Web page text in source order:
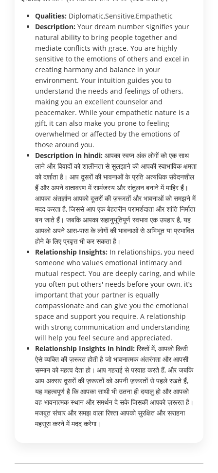
Qualities: Diplomatic,Sensitive,Empathetic
Description: Your dream number signifies your
natural ability to bring people together and
mediate conflicts with grace. You are highly
sensitive to the emotions of others and excel in
creating harmony and balance in your
environment. Your intuition guides you to
understand the needs and feelings of others,
making you an excellent counselor and
peacemaker. While your empathetic nature is a
gift, it can also make you prone to feeling
overwhelmed or affected by the emotions of
those around you.
Description in hindi: आपका स्वप्न अंक लोगों को एक साथ
लाने और विवादों को शालीनता से सुलझाने की आपकी स्वाभाविक क्षमता
को दर्शाता है। आप दूसरों की भावनाओं के प्रति अत्यधिक संवेदनशील
हैं और अपने वातावरण में सामंजस्य और संतुलन बनाने में माहिर हैं।
आपका अंतर्ज्ञान आपको दूसरों की ज़रूरतों और भावनाओं को समझने में
मदद करता है, जिससे आप एक बेहतरीन परामर्शदाता और शांति निर्माता
बन जाते हैं। जबकि आपका सहानुभूतिपूर्ण स्वभाव एक उपहार है, यह
आपको अपने आस-पास के लोगों की भावनाओं से अभिभूत या प्रभावित
होने के लिए प्रवृत्त भी कर सकता है।
Relationship Insights: In relationships, you need
someone who values emotional intimacy and
mutual respect. You are deeply caring, and while
you often put others' needs before your own, it’s
important that your partner is equally
compassionate and can give you the emotional
space and support you require. A relationship
with strong communication and understanding
will help you feel secure and appreciated.
Relationship Insights in hindi: रिश्तों में, आपको किसी
ऐसे व्यक्ति की ज़रूरत होती है जो भावनात्मक अंतरंगता और आपसी
सम्मान को महत्व देता हो। आप गहराई से परवाह करते हैं, और जबकि
आप अक्सर दूसरों की ज़रूरतों को अपनी ज़रूरतों से पहले रखते हैं,
यह महत्वपूर्ण है कि आपका साथी भी उतना ही दयालु हो और आपको
वह भावनात्मक स्थान और समर्थन दे सके जिसकी आपको ज़रूरत है।
मजबूत संचार और समझ वाला रिश्ता आपको सुरक्षित और सराहना
महसूस करने में मदद करेगा।